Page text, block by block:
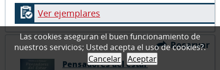
Ver ejemplares
Reservar
Pensadores del estar
Las cookies aseguran el buen funcionamiento de
nuestros servicios; Usted acepta el uso de cookies?.
Cancelar
Aceptar